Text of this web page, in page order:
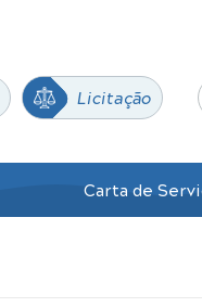
Licitação
Carta de